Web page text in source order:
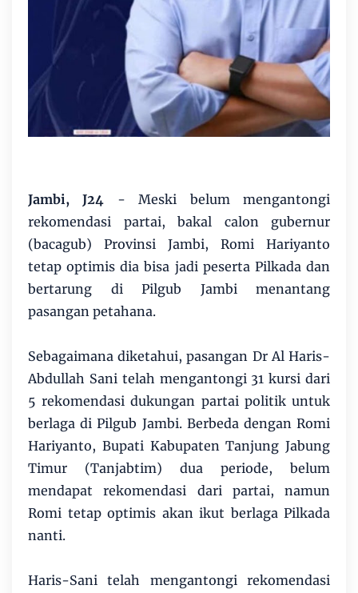
Jambi, J24 - Meski belum mengantongi
rekomendasi partai, bakal calon gubernur
(bacagub) Provinsi Jambi, Romi Hariyanto
tetap optimis dia bisa jadi peserta Pilkada dan
bertarung di Pilgub Jambi menantang
pasangan petahana.
Sebagaimana diketahui, pasangan Dr Al Haris-
Abdullah Sani telah mengantongi 31 kursi dari
5 rekomendasi dukungan partai politik untuk
berlaga di Pilgub Jambi. Berbeda dengan Romi
Hariyanto, Bupati Kabupaten Tanjung Jabung
Timur (Tanjabtim) dua periode, belum
mendapat rekomendasi dari partai, namun
Romi tetap optimis akan ikut berlaga Pilkada
nanti.
Haris-Sani telah mengantongi rekomendasi